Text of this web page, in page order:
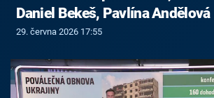
Daniel Bekeš, Pavlína Andělová
29. června 2026 17:55